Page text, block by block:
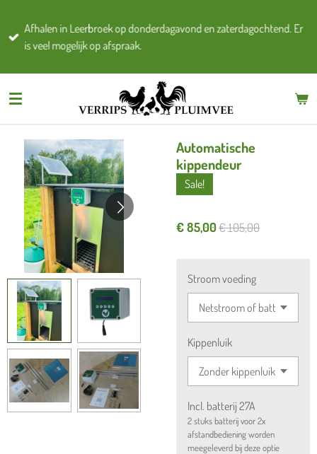
direct
naar
Afhalen in Leerbroek op donderdagavond en zaterdagochtend. Er
is veel mogelijk op afspraak.
Automatische
kippendeur
Sale!
€ 85,00€ 105,00
Stroom voeding
Kippenluik
Incl. batterij 27A
2 stuks batterij voor 2x
afstandbediening worden
meegeleverd bij deze optie